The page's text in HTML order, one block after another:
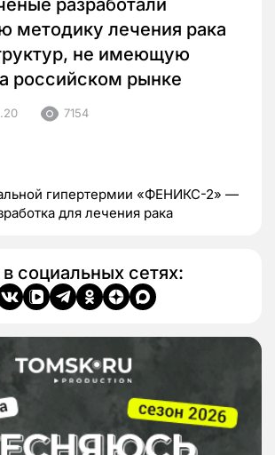
методику лечения рака
не имеющую
российском рынке
7154
гипертермии «ФЕНИКС-2» —
для лечения рака
социальных сетях: